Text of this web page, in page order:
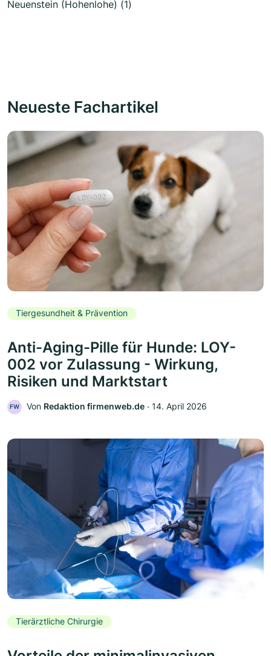
Neuenstein (Hohenlohe) (1)
Neueste Fachartikel
Tiergesundheit & Prävention
Anti-Aging-Pille für Hunde: LOY-
002 vor Zulassung - Wirkung,
Risiken und Marktstart
FW Von Redaktion firmenweb.de ‧ 14. April 2026
Tierärztliche Chirurgie